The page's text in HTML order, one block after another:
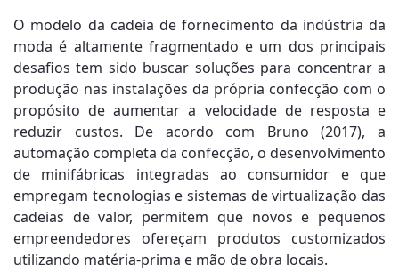
O modelo da cadeia de fornecimento da indústria da
moda é altamente fragmentado e um dos principais
desafios tem sido buscar soluções para concentrar a
produção nas instalações da própria confecção com o
propósito de aumentar a velocidade de resposta e
reduzir custos. De acordo com Bruno (2017), a
automação completa da confecção, o desenvolvimento
de minifábricas integradas ao consumidor e que
empregam tecnologias e sistemas de virtualização das
cadeias de valor, permitem que novos e pequenos
empreendedores ofereçam produtos customizados
utilizando matéria-prima e mão de obra locais.